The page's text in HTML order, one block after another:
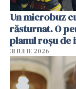
Un microbuz
răsturnat. O
planul roșu de
31 IULIE 2026